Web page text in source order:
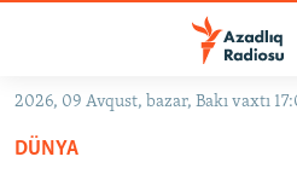
Əsas
qayıt
2026, 09 Avqust, bazar, Bakı vaxtı
DÜNYA